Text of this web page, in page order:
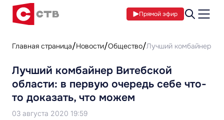
Прямой эфир
Главная страница Новости Общество Лучший комбайнер
Лучший комбайнер Витебской
области: в первую очередь себе что-
то доказать, что можем
03 августа 2020 19:59